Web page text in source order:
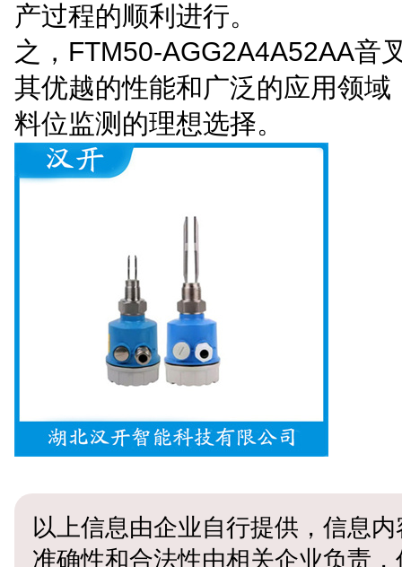
产过程的顺利进行。
之，FTM50-AGG2A4A52AA音
其优越的性能和广泛的应用领域
料位监测的理想选择。
以上信息由企业自行提供，信息
准确性和合法性由相关企业负责